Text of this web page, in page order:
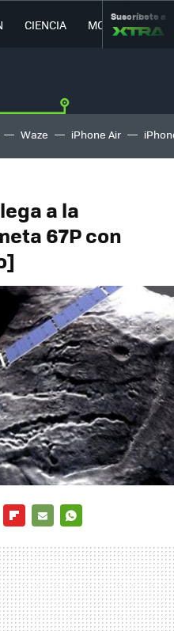
CIENCIA MOVILIDAD
Suscríbete a
Waze iPhone Air
a la
67P con
MAIL